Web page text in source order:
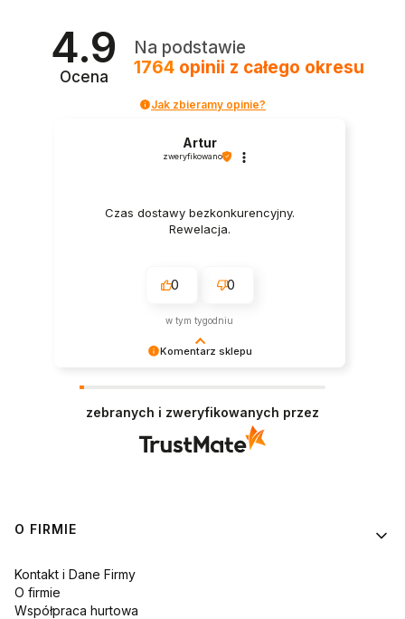
4.9
Ocena
Na podstawie
1764 opinii z całego okresu
Jak zbieramy opinie?
Komentarz sklepu
Artur
zweryfikowano
Czas dostawy bezkonkurencyjny.
Rewelacja.
0 0
w tym tygodniu
zebranych i zweryfikowanych przez
Linki w stopce
O FIRMIE
Kontakt i Dane Firmy
O firmie
Współpraca hurtowa